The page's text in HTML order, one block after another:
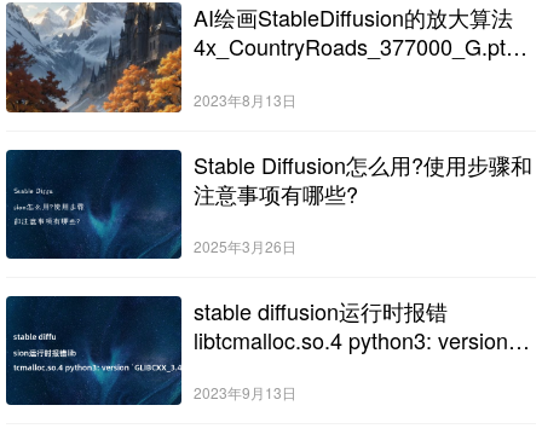
AI绘画StableDiffusion的放大算法
4x_CountryRoads_377000_G.pth
2023年8月13日
Stable Diffusion怎么用?使用步骤和
注意事项有哪些?
2025年3月26日
stable diffusion运行时报错
libtcmalloc.so.4 python3: version
(required by
2023年9月13日